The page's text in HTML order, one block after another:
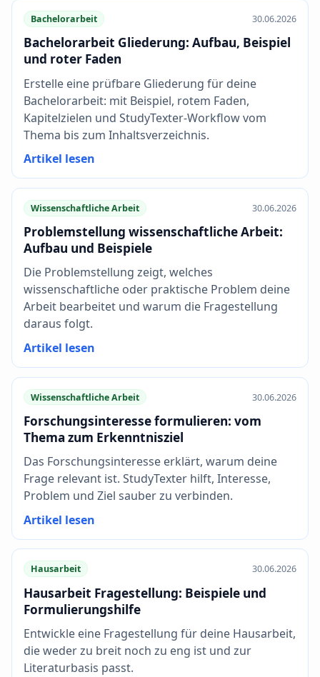
Bachelorarbeit 30.06.2026
Bachelorarbeit Gliederung: Aufbau, Beispiel
und roter Faden
Erstelle eine prüfbare Gliederung für deine
Bachelorarbeit: mit Beispiel, rotem Faden,
Kapitelzielen und StudyTexter-Workflow vom
Thema bis zum Inhaltsverzeichnis.
Artikel lesen
Wissenschaftliche Arbeit 30.06.2026
Problemstellung wissenschaftliche Arbeit:
Aufbau und Beispiele
Die Problemstellung zeigt, welches
wissenschaftliche oder praktische Problem deine
Arbeit bearbeitet und warum die Fragestellung
daraus folgt.
Artikel lesen
Wissenschaftliche Arbeit 30.06.2026
Forschungsinteresse formulieren: vom
Thema zum Erkenntnisziel
Das Forschungsinteresse erklärt, warum deine
Frage relevant ist. StudyTexter hilft, Interesse,
Problem und Ziel sauber zu verbinden.
Artikel lesen
Hausarbeit 30.06.2026
Hausarbeit Fragestellung: Beispiele und
Formulierungshilfe
Entwickle eine Fragestellung für deine Hausarbeit,
die weder zu breit noch zu eng ist und zur
Literaturbasis passt.